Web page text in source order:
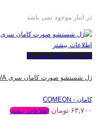
در انبار موجود نمی باشد
اطلاعات بیشتر
افزودن به علاقه مندی ها
ژل شستشو صورت کامان سری GENEVA مدل DRY حجم 500 میلی لیتر
کامان - COMEON
۶۳,۷۰۰ تومان اطلاعات بیشتر